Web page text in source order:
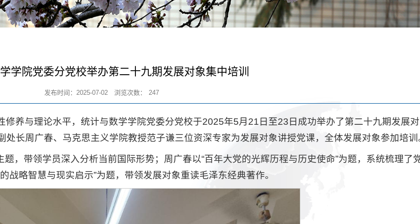
学院党委分党校举办第二十九期发展对象集中培训
发布时间：2025-07-02 浏览次数： 247
养与理论水平，统计与数学学院党委分党校于2025年5月21日至23日成功举办了第二十九期发展
长周广春、马克思主义学院教授范子谦三位资深专家为发展对象讲授党课，全体发展对象参加培训
，带领学员深入分析当前国际形势；周广春以“百年大党的光辉历程与历史使命”为题，系统梳理了
略智慧与现实启示”为题，带领发展对象重读毛泽东经典著作。